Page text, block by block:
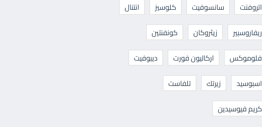
اتروفنت
سانسوفيت كلوسيز
انتنال
ريفاروسبير
زيثروكان
كونفنتين
فلوموكس
اركاليون فورت
ديبوفيت
اسبوسيد
زيرتك
تلفاست
كريم فيوسيدين